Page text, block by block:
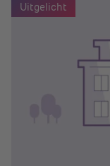
Uitgelicht